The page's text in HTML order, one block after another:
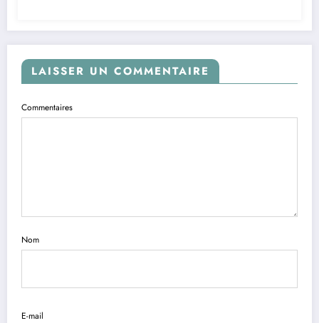
LAISSER UN COMMENTAIRE
Commentaires
Nom
E-mail